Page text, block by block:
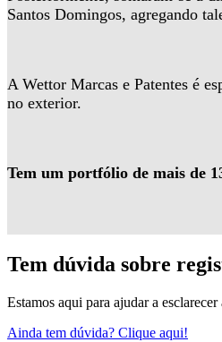
Santos Domingos, agregando
A Wettor Marcas e Patentes é
no exterior.
Tem um portfólio de mais de
Tem dúvida sobre
Estamos aqui para ajudar a
Ainda tem dúvida? Clique aqui!